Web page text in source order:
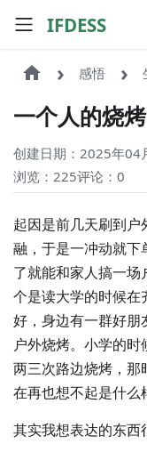
IFDESS
感悟
一个人的烧烤
创建日期：2025年04
浏览：225评论：0
起因是前几天刷到
融，于是一冲动就下
了就能和家人搞一
个是读大学的时候在
好，身边有一群好朋
户外烧烤。小学的
两三次路边烧烤，
在再也想不起是什么
其实我想表达的东西